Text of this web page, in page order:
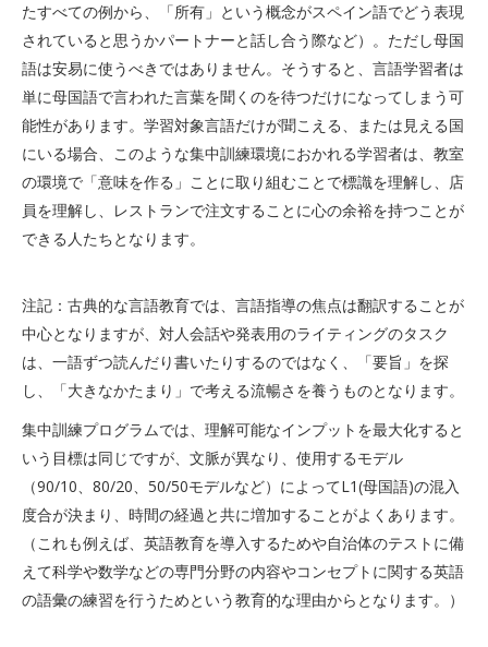
たすべての例から、「所有」という概念がスペイン語でどう表現
されていると思うかパートナーと話し合う際など）。ただし母国
語は安易に使うべきではありません。そうすると、言語学習者は
単に母国語で言われた言葉を聞くのを待つだけになってしまう可
能性があります。学習対象言語だけが聞こえる、または見える国
にいる場合、このような集中訓練環境におかれる学習者は、教室
の環境で「意味を作る」ことに取り組むことで標識を理解し、店
員を理解し、レストランで注文することに心の余裕を持つことが
できる人たちとなります。
注記：古典的な言語教育では、言語指導の焦点は翻訳することが
中心となりますが、対人会話や発表用のライティングのタスク
は、一語ずつ読んだり書いたりするのではなく、「要旨」を探
し、「大きなかたまり」で考える流暢さを養うものとなります。
集中訓練プログラムでは、理解可能なインプットを最大化すると
いう目標は同じですが、文脈が異なり、使用するモデル
（90/10、80/20、50/50モデルなど）によってL1(母国語)の混入
度合が決まり、時間の経過と共に増加することがよくあります。
（これも例えば、英語教育を導入するためや自治体のテストに備
えて科学や数学などの専門分野の内容やコンセプトに関する英語
の語彙の練習を行うためという教育的な理由からとなります。）